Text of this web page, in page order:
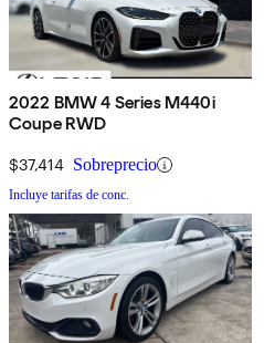
2022 BMW 4 Series M440i
Coupe RWD
$37,414 Sobreprecio
Incluye tarifas de conc.